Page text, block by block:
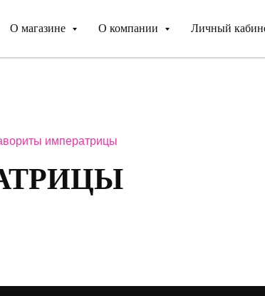
О магазине О компании Личный
императрицы